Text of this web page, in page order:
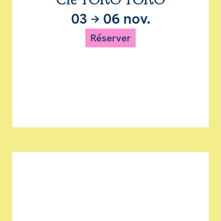
03 → 06 nov.
Réserver